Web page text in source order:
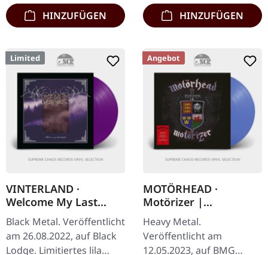
HINZUFÜGEN HINZUFÜGEN
Limited
VINTERLAND ·
Welcome My Last
Chapter | PURPLE LP
Black Metal. Veröffentlicht
am 26.08.2022, auf Black
Lodge. Limitiertes lila
Angebot
MOTÖRHEAD ·
Motörizer |
TRANSPARENT BLUE
LP
Heavy Metal.
Veröffentlicht am
12.05.2023, auf BMG